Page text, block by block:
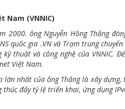
Nam (VNNIC)
2000. ông Nguyễn Hồng Thắng
quốc gia .VN và Trạm trung
thuật và công nghệ của VNNIC.
Việt Nam.
nhất của ông Thắng là xây
thúc đẩy tỷ lệ triển khai, ứng dụng